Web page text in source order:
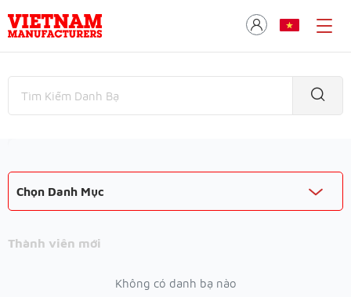
Chọn Danh Mục
Thành viên mới
Không có danh bạ nào